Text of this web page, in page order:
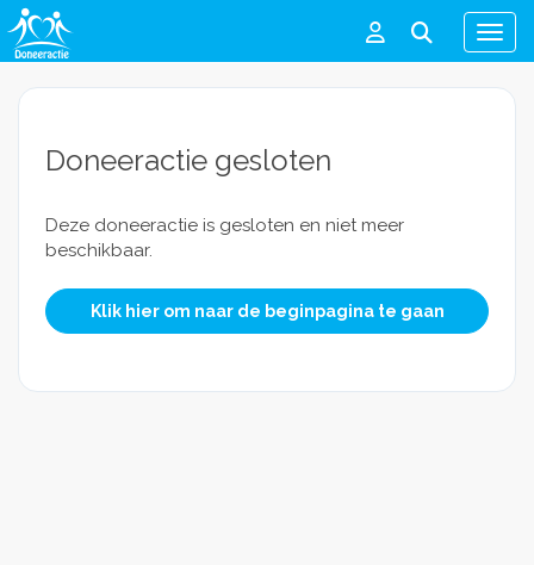
Menu
Doneeractie gesloten
Deze doneeractie is gesloten en niet meer
beschikbaar.
Klik hier om naar de beginpagina te gaan